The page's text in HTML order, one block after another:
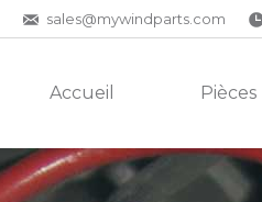
sales@mywindparts.com
Accueil Pièces